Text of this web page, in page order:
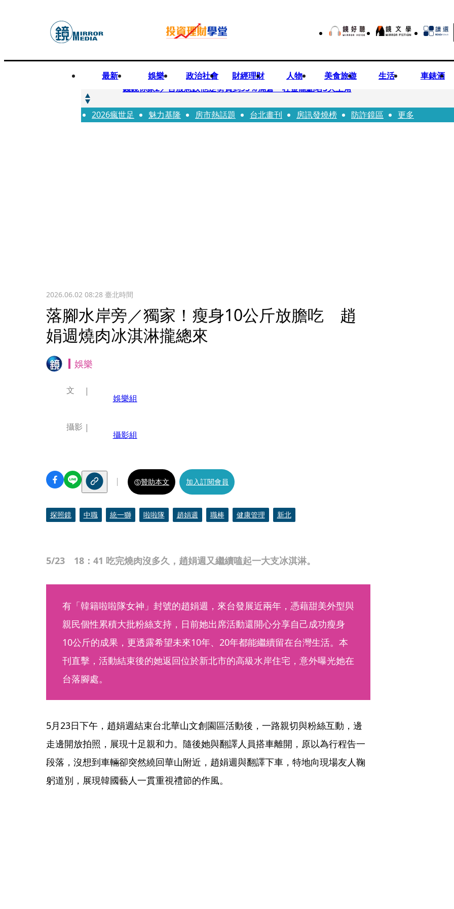
最新 娛樂 政治社會 財經理財 人物 美食旅遊 生活 車錶酒
快訊
錢鏡你家2／台股急跌他逆勢買到95％滿倉 杜金龍點名3大主角
快訊
八月寵物月 寵物食品大廠偕獸醫師提醒飼主四大照護誤區
2026瘋世足 魅力基隆 房市熱話題 台北畫刊 房訊發燒榜 防詐鏡區 更多
2026.06.02 08:28臺北時間
落腳水岸旁／獨家！瘦身10公斤放膽吃 趙
娟週燒肉冰淇淋攏總來
娛樂
5/23 18：41 吃完燒肉沒多久，趙娟週又繼續嗑起一大支冰淇淋。
文
娛樂組
攝影
攝影組
贊助本文 加入訂閱會員
探照鏡 中職 統一獅 啦啦隊 趙娟週 職棒 健康管理 新北
有「韓籍啦啦隊女神」封號的趙娟週，來台發展近兩年，憑藉甜美外型與
親民個性累積大批粉絲支持，日前她出席活動還開心分享自己成功瘦身
10公斤的成果，更透露希望未來10年、20年都能繼續留在台灣生活。本
刊直擊，活動結束後的她返回位於新北市的高級水岸住宅，意外曝光她在
台落腳處。
5月23日下午，趙娟週結束台北華山文創園區活動後，一路親切與粉絲互動，邊
走邊開放拍照，展現十足親和力。隨後她與翻譯人員搭車離開，原以為行程告一
段落，沒想到車輛卻突然繞回華山附近，趙娟週與翻譯下車，特地向現場友人鞠
躬道別，展現韓國藝人一貫重視禮節的作風。